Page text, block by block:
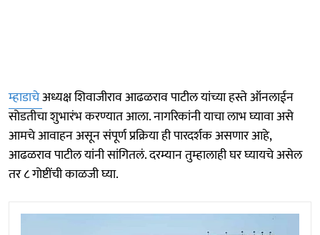
म्हाडाचेअध्यक्ष शिवाजीराव आढळराव पाटील यांच्या हस्ते ऑनलाईन
सोडतीचा शुभारंभ करण्यात आला. नागरिकांनी याचा लाभ घ्यावा असे
आमचे आवाहन असून संपूर्ण प्रक्रिया ही पारदर्शक असणार आहे,
आढळराव पाटील यांनी सांगितलं. दरम्यान तुम्हालाही घर घ्यायचे असेल
तर ८ गोष्टींची काळजी घ्या.